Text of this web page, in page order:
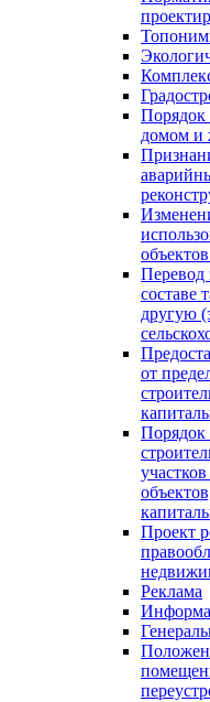
Порядок
домом и
Перевод
составе
другую
от
Порядок
Проект
Реклама